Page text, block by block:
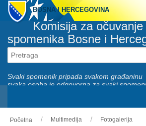
BOSNA I HERCEGOVINA
Komisija za
spomenika Bosne i
Svaki spomenik pripada svakom građaninu
svaka osoba je odgovorna za svaki
O nama
Početna Multimedija Fotogalerija